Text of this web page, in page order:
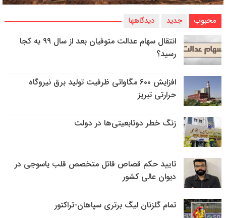
محبوب جدید دیدگاهها
انتقال سهام عدالت متوفیان بعد از سال ۹۹ به کجا
رسید؟
افزایش ۶۰۰ مگاواتی ظرفیت تولید برق نیروگاه
حرارتی تبریز
زنگ خطر دوتابعیتی‌ها در دولت
تایید حکم قصاص قاتل متخصص قلب یاسوجی در
دیوان عالی کشور
تمام گلزنان لیگ‌ برتری سپاهان-تراکتور